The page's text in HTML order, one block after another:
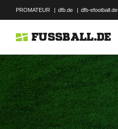
PROMATEUR | dfb.de | dfb-efootball.de
FUSSBALL.DE